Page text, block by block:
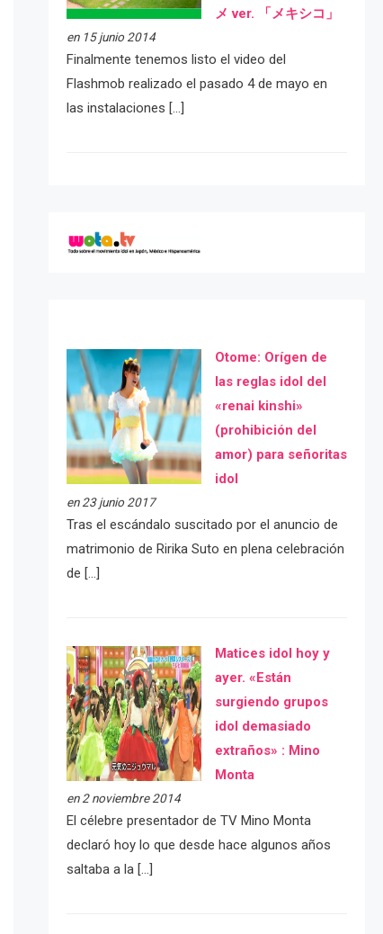
メ ver. 「メキシコ」
en 15 junio 2014
Finalmente tenemos listo el video del
Flashmob realizado el pasado 4 de mayo en
las instalaciones […]
Otome: Orígen de
las reglas idol del
«renai kinshi»
(prohibición del
amor) para señoritas
idol
en 23 junio 2017
Tras el escándalo suscitado por el anuncio de
matrimonio de Ririka Suto en plena celebración
de […]
Matices idol hoy y
ayer. «Están
surgiendo grupos
idol demasiado
extraños» : Mino
Monta
en 2 noviembre 2014
El célebre presentador de TV Mino Monta
declaró hoy lo que desde hace algunos años
saltaba a la […]